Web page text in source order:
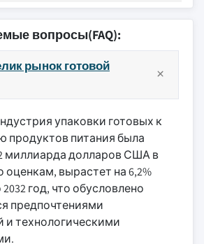
вопросы(FAQ):
рынок готовой
упаковки готовых к
продуктов питания была
миллиарда долларов США в
оценкам, вырастет на 6,2%
2032 год, что обусловлено
предпочтениями
и технологическими